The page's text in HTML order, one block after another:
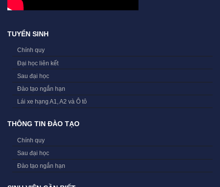
TUYỂN SINH
Chính quy
Đại học liên kết
Sau đại học
Đào tạo ngắn hạn
Lái xe hạng A1, A2 và Ô tô
THÔNG TIN ĐÀO TẠO
Chính quy
Sau đại học
Đào tạo ngắn hạn